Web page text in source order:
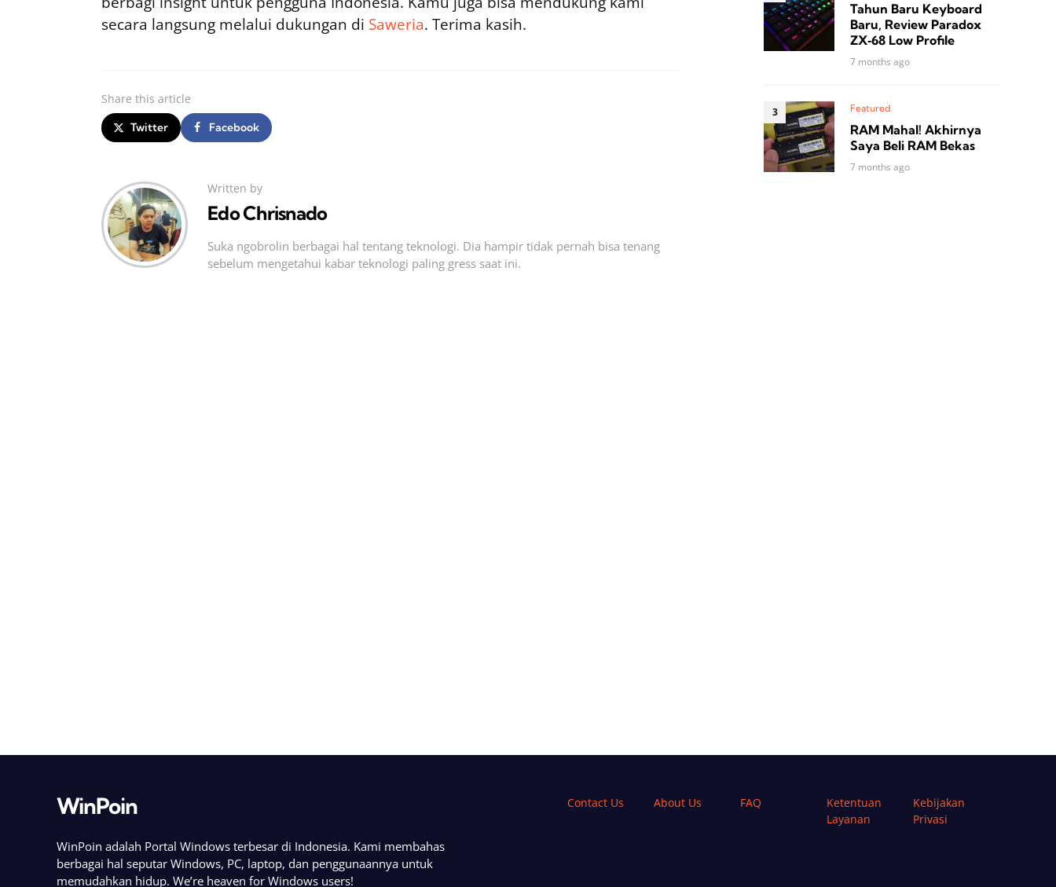
secara langsung melalui dukungan di Saweria. Terima kasih.
Share this article
Twitter Facebook
Written by
Edo Chrisnado
Suka ngobrolin berbagai hal tentang teknologi. Dia hampir tidak pernah bisa tenang
sebelum mengetahui kabar teknologi paling gress saat ini.
Tahun Baru Keyboard
Baru, Review Paradox
ZX‑68 Low Profile
7 months ago
Featured
RAM Mahal! Akhirnya
Saya Beli RAM Bekas
7 months ago
WinPoin
WinPoin adalah Portal Windows terbesar di Indonesia. Kami membahas
berbagai hal seputar Windows, PC, laptop, dan penggunaannya untuk
memudahkan hidup. We’re heaven for Windows users!
Contact Us About Us FAQ
Ketentuan
Layanan
Kebijakan
Privasi